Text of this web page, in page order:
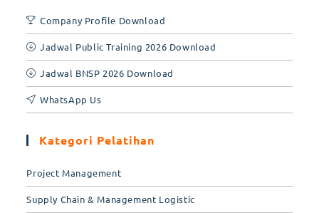
Company Profile Download
Jadwal Public Training 2026 Download
Jadwal BNSP 2026 Download
WhatsApp Us
Kategori Pelatihan
Project Management
Supply Chain & Management Logistic